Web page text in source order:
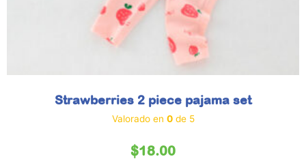
Strawberries 2 piece pajama set
Valorado en 0de 5
$18.00